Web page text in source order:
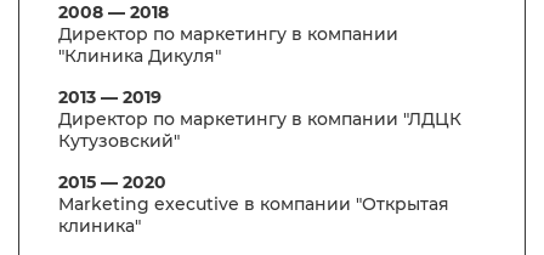
2008 — 2018
Директор по маркетингу в компании
"Клиника Дикуля"
2013 — 2019
Директор по маркетингу в компании "ЛДЦК
Кутузовский"
2015 — 2020
Marketing executive в компании "Открытая
клиника"